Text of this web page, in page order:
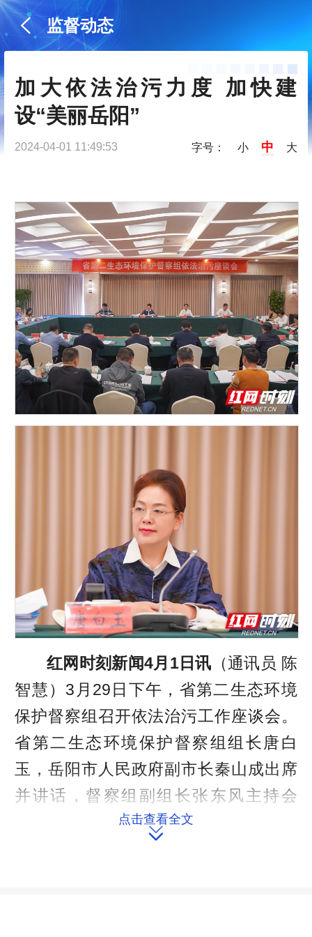
监督动态
加大依法治污力度 加快建
设“美丽岳阳”
2024-04-01 11:49:53 字号： 小 中 大
红网时刻新闻4月1日讯 （通讯员 陈
智慧）3月29日下午，省第二生态环境
保护督察组召开依法治污工作座谈会。
省第二生态环境保护督察组组长唐白
玉，岳阳市人民政府副市长秦山成出席
并讲话，督察组副组长张东风主持会
议。省督查组成员，相关市直单位负责
点击查看全文
